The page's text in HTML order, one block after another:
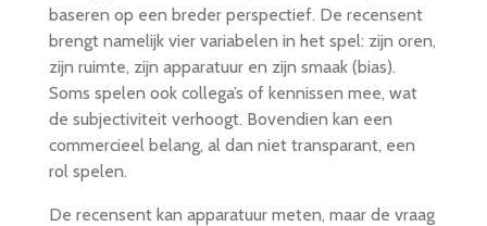
baseren op een breder perspectief. De recensent
brengt namelijk vier variabelen in het spel: zijn oren,
zijn ruimte, zijn apparatuur en zijn smaak (bias).
Soms spelen ook collega’s of kennissen mee, wat
de subjectiviteit verhoogt. Bovendien kan een
commercieel belang, al dan niet transparant, een
rol spelen.
De recensent kan apparatuur meten, maar de vraag